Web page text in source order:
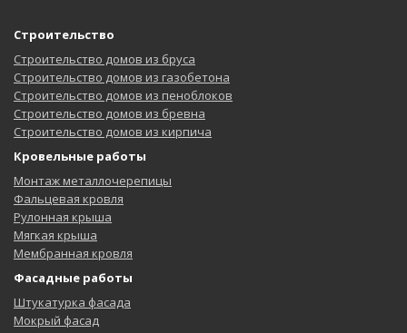
Строительство
Строительство домов из бруса
Строительство домов из газобетона
Строительство домов из пеноблоков
Строительство домов из бревна
Строительство домов из кирпича
Кровельные работы
Монтаж металлочерепицы
Фальцевая кровля
Рулонная крыша
Мягкая крыша
Мембранная кровля
Фасадные работы
Штукатурка фасада
Мокрый фасад